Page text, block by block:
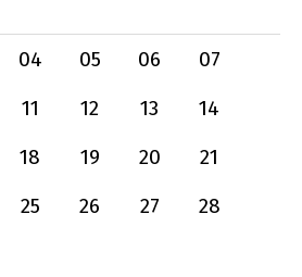
04 05 06
07
11 12 13
14
18 19 20
21
25 26 27
28